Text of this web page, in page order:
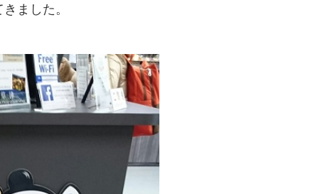
ました。